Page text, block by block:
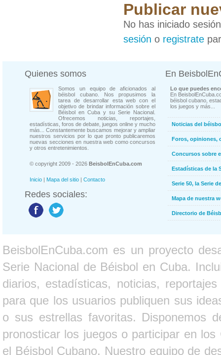
Publicar
No has iniciado
sesión o registrate
Quienes somos
Somos un equipo de aficionados al
béisbol cubano. Nos propusimos la
tarea de desarrollar esta web con el
objetivo de brindar información sobre el
Béisbol en Cuba y su Serie Nacional.
Ofrecemos noticias, reportajes,
estadísticas, foros de debate, juegos online y mucho
más... Constantemente buscamos mejorar y ampliar
nuestros servicios por lo que pronto publicaremos
nuevas secciones en nuestra web como concursos
y otros entretenimientos.
© copyright 2009 - 2026 BeisbolEnCuba.com
Inicio | Mapa del sitio | Contacto
Redes sociales:
En
Lo que puedes
En
béisbol cubano,
los juegos y más...
Noticias del
Foros, opiniones,
Concursos sobre
Estadísticas de la
Serie 50, la Serie
Mapa de nuestra
Directorio de
BeisbolEnCuba.com es un proyecto
Serie Nacional de Béisbol en Cuba.
diarios, estadísticas, noticias,
para que los usuarios publiquen sus
o sus estrellas favoritas. Disponemos
pronosticar los juegos o participar en
el Béisbol Cubano. Nuestro equipo de